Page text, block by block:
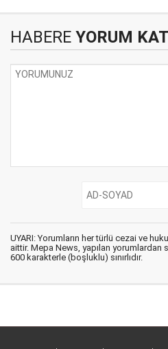
HABERE YORUM KAT
UYARI: Yorumların her türlü cezai ve
aittir. Mepa News, yapılan yorumlardan
600 karakterle (boşluklu) sınırlıdır.